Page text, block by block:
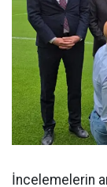
İncelemelerin